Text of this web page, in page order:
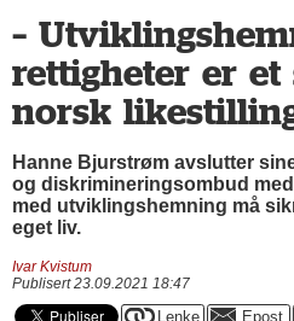
–
rettigheter er
norsk
Hanne Bjurstrøm avslutter
og diskrimineringsombud
med utviklingshemning må
eget liv.
Ivar Kvistum
Publisert 23.09.2021 18:47